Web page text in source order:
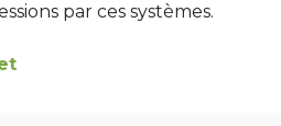
par ces systèmes.